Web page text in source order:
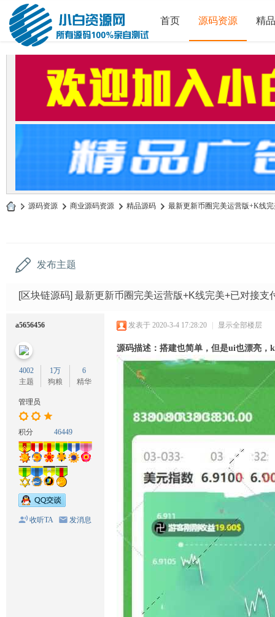
首页 源码资源 精
» 源码资源 › 商业源码资源 › 精品源码 › 最新更新币圈完美运营版+K线
发布主题
[区块链源码] 最新更新币圈完美运营版+K线完美+已对接支
a5656456
4002
主题
1万
狗粮
6
精华
管理员
积分 46449
收听TA 发消息
发表于 2020-3-4 17:28:20 | 显示全部楼层
源码描述： 搭建也简单，但是ui也漂亮，